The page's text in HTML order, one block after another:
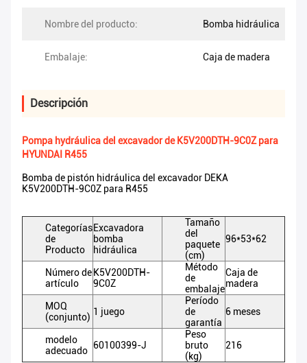
Nombre del producto: Bomba hidráulica
Embalaje: Caja de madera
Descripción
Pompa hydráulica del excavador de K5V200DTH-9C0Z para
HYUNDAI R455
Bomba de pistón hidráulica del excavador DEKA
K5V200DTH-9C0Z para R455
Categorías
de
Producto
Excavadora
bomba
hidráulica
Tamaño
del
paquete
(cm)
96*53*62
Número de
artículo
K5V200DTH-
9C0Z
Método
de
embalaje
Caja de
madera
MOQ
(conjunto) 1 juego
Período
de
garantía
6 meses
modelo
adecuado 60100399-J
Peso
bruto
(kg)
216